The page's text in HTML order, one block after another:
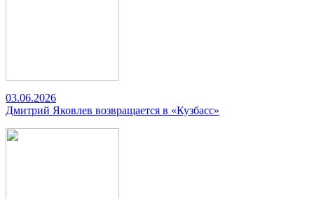
03.06.2026
Дмитрий Яковлев возвращается в «Кузбасс»